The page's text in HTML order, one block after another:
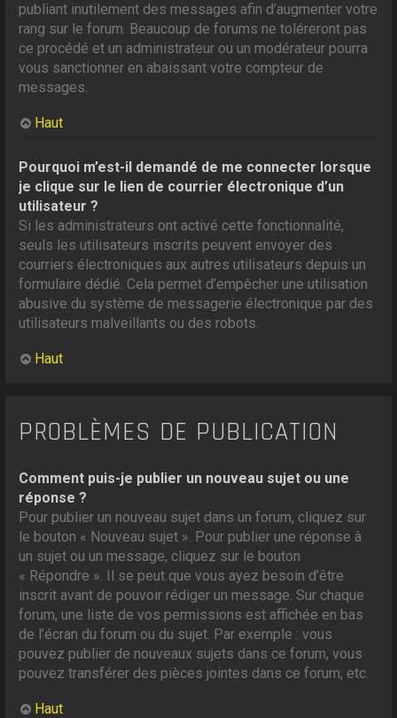
publiant inutilement des messages afin d’augmenter votre
rang sur le forum. Beaucoup de forums ne toléreront pas
ce procédé et un administrateur ou un modérateur pourra
vous sanctionner en abaissant votre compteur de
messages.
Haut
Pourquoi m’est-il demandé de me connecter lorsque
je clique sur le lien de courrier électronique d’un
utilisateur ?
Si les administrateurs ont activé cette fonctionnalité,
seuls les utilisateurs inscrits peuvent envoyer des
courriers électroniques aux autres utilisateurs depuis un
formulaire dédié. Cela permet d’empêcher une utilisation
abusive du système de messagerie électronique par des
utilisateurs malveillants ou des robots.
Haut
PROBLÈMES DE PUBLICATION
Comment puis-je publier un nouveau sujet ou une
réponse ?
Pour publier un nouveau sujet dans un forum, cliquez sur
le bouton « Nouveau sujet ». Pour publier une réponse à
un sujet ou un message, cliquez sur le bouton
« Répondre ». Il se peut que vous ayez besoin d’être
inscrit avant de pouvoir rédiger un message. Sur chaque
forum, une liste de vos permissions est affichée en bas
de l’écran du forum ou du sujet. Par exemple : vous
pouvez publier de nouveaux sujets dans ce forum, vous
pouvez transférer des pièces jointes dans ce forum, etc.
Haut